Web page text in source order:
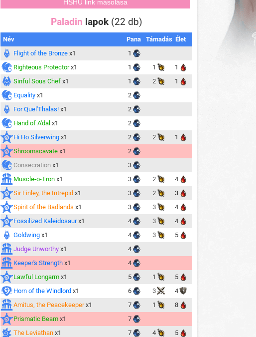
Paladin lapok (22 db)
Név Pana Támadás Élet
Flight of the Bronze x1
1
Righteous Protector x1 1 1
1
Sinful Sous Chef x1 1 2
1
Equality x1
2
For Quel'Thalas! x1
2
Hand of A'dal x1
2
Hi Ho Silverwing x1 2 2
1
Shroomscavate x1
2
Consecration x1
3
Muscle-o-Tron x1 3 2
4
Sir Finley, the Intrepid x1 3 2
3
Spirit of the Badlands x1 3 3
4
Fossilized Kaleidosaur x1 4 3
4
Goldwing x1 4 3
5
Judge Unworthy x1
4
Keeper's Strength x1
4
Lawful Longarm x1 5 1
5
Horn of the Windlord x1 6 3
4
Amitus, the Peacekeeper x1 7 1
8
Prismatic Beam x1
7
The Leviathan x1 7 4
5